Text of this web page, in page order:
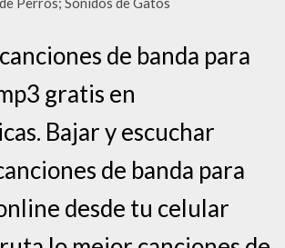
de banda para
gratis en
Bajar y escuchar
de banda para
desde tu celular